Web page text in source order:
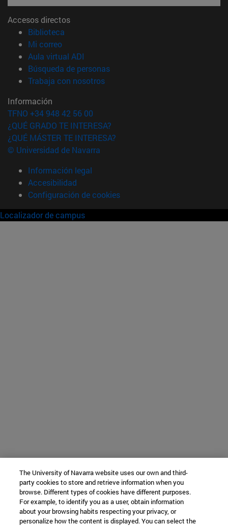
Accesos directos
Biblioteca
Mi correo(abre en nueva ventana)
Aula virtual ADI
Búsqueda de personas(abre en nueva ventana)
Trabaja con nosotros(abre en nueva ventana)
Información
TFNO +34 948 42 56 00
¿QUÉ GRADO TE INTERESA?
¿QUÉ MÁSTER TE INTERESA?
© Universidad de Navarra
Información legal
Accesibilidad
Configuración de cookies
Localizador de campus
The University of Navarra website uses our own and third-
party cookies to store and retrieve information when you
browse. Different types of cookies have different purposes.
For example, to identify you as a user, obtain information
about your browsing habits respecting your privacy, or
personalize how the content is displayed. You can select the